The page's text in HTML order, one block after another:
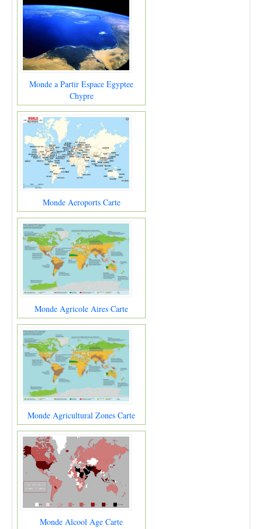
Monde a Partir Espace Egyptee
Chypre
Monde Aeroports Carte
Monde Agricole Aires Carte
Monde Agricultural Zones Carte
Monde Alcool Age Carte